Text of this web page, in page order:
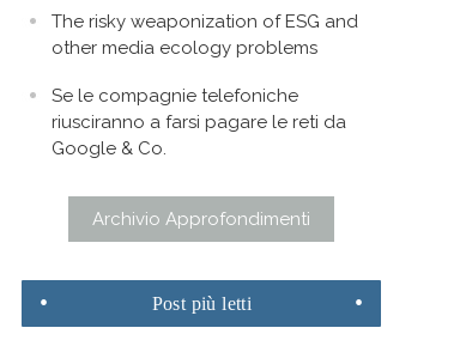
The risky weaponization of ESG and
other media ecology problems
Se le compagnie telefoniche
riusciranno a farsi pagare le reti da
Google & Co.
Archivio Approfondimenti
Post più letti